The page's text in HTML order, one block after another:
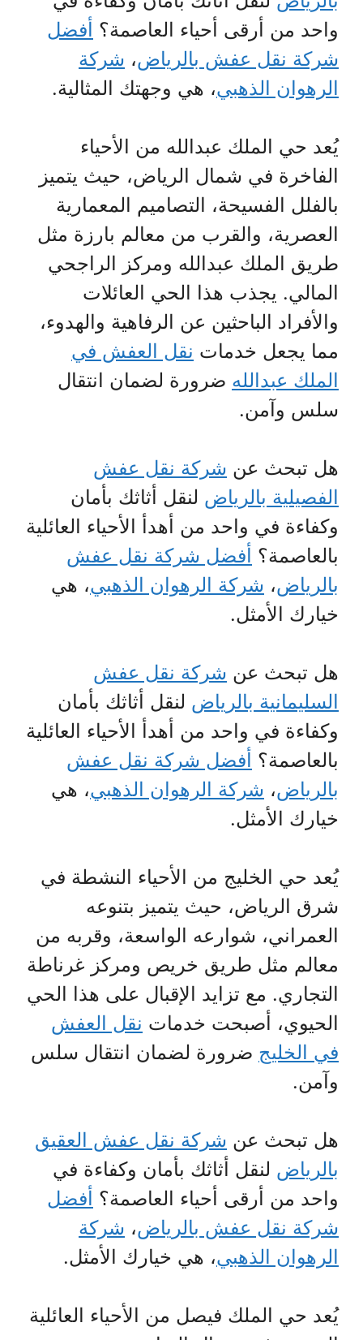
واحد من أرقى أحياء العاصمة؟ أفضل
شركة نقل عفش بالرياض، شركة
الرهوان الذهبي، هي وجهتك المثالية.
يُعد حي الملك عبدالله من الأحياء
الفاخرة في شمال الرياض، حيث يتميز
بالفلل الفسيحة، التصاميم المعمارية
العصرية، والقرب من معالم بارزة مثل
طريق الملك عبدالله ومركز الراجحي
المالي. يجذب هذا الحي العائلات
والأفراد الباحثين عن الرفاهية والهدوء،
مما يجعل خدمات نقل العفش في
الملك عبدالله ضرورة لضمان انتقال
سلس وآمن.
هل تبحث عن شركة نقل عفش
الفصيلية بالرياض لنقل أثاثك بأمان
وكفاءة في واحد من أهدأ الأحياء العائلية
بالعاصمة؟ أفضل شركة نقل عفش
بالرياض، شركة الرهوان الذهبي، هي
خيارك الأمثل.
هل تبحث عن شركة نقل عفش
السليمانية بالرياض لنقل أثاثك بأمان
وكفاءة في واحد من أهدأ الأحياء العائلية
بالعاصمة؟ أفضل شركة نقل عفش
بالرياض، شركة الرهوان الذهبي، هي
خيارك الأمثل.
يُعد حي الخليج من الأحياء النشطة في
شرق الرياض، حيث يتميز بتنوعه
العمراني، شوارعه الواسعة، وقربه من
معالم مثل طريق خريص ومركز غرناطة
التجاري. مع تزايد الإقبال على هذا الحي
الحيوي، أصبحت خدمات نقل العفش
في الخليج ضرورة لضمان انتقال سلس
وآمن.
هل تبحث عن شركة نقل عفش العقيق
بالرياض لنقل أثاثك بأمان وكفاءة في
واحد من أرقى أحياء العاصمة؟ أفضل
شركة نقل عفش بالرياض، شركة
الرهوان الذهبي، هي خيارك الأمثل.
يُعد حي الملك فيصل من الأحياء العائلية